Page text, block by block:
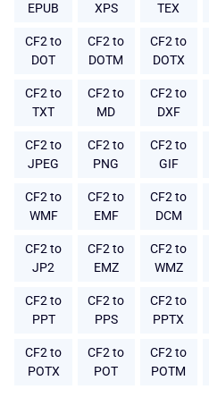
EPUB
XPS
TEX
CF2 to
DOT
CF2 to
DOTM
CF2 to
DOTX
CF2 to
TXT
CF2 to
MD
CF2 to
DXF
CF2 to
JPEG
CF2 to
PNG
CF2 to
GIF
CF2 to
WMF
CF2 to
EMF
CF2 to
DCM
CF2 to
JP2
CF2 to
EMZ
CF2 to
WMZ
CF2 to
PPT
CF2 to
PPS
CF2 to
PPTX
CF2 to
POTX
CF2 to
POT
CF2 to
POTM